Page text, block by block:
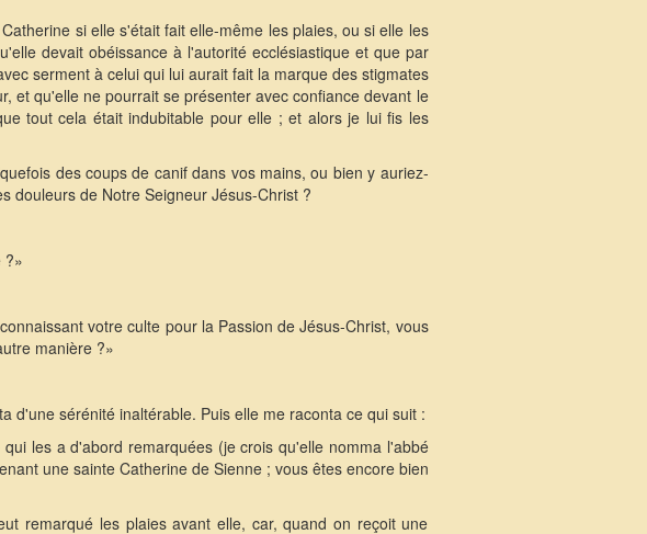
si elle s'était fait elle-même les plaies, ou si elle les
devait obéissance à l'autorité ecclésiastique et que par
serment à celui qui lui aurait fait la marque des stigmates
et qu'elle ne pourrait se présenter avec confiance devant le
tout cela était indubitable pour elle ; et alors je lui fis les
des coups de canif dans vos mains, ou bien y auriez-
douleurs de Notre Seigneur Jésus-Christ ?
?»
votre culte pour la Passion de Jésus-Christ, vous
manière ?»
d'une sérénité inaltérable. Puis elle me raconta ce qui suit :
les a d'abord remarquées (je crois qu'elle nomma l'abbé
une sainte Catherine de Sienne ; vous êtes encore bien
remarqué les plaies avant elle, car, quand on reçoit une